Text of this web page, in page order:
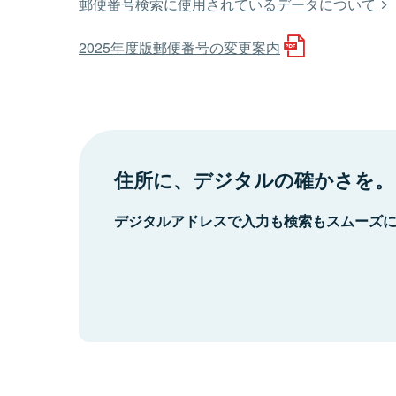
2025年度版郵便番号の変更案内
住所に、デジタルの確かさを。
デジタルアドレスで入力も検索もスムーズ